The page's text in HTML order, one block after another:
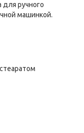
ручного
машинкой.